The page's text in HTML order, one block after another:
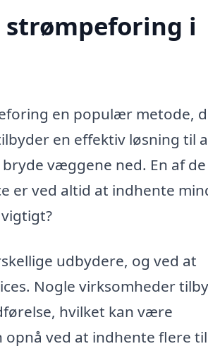
i
en populær metode,
en effektiv løsning til
væggene ned. En af de
er ved altid at indhente
udbydere, og ved at
Nogle virksomheder
hvilket kan være
opnå ved at indhente flere